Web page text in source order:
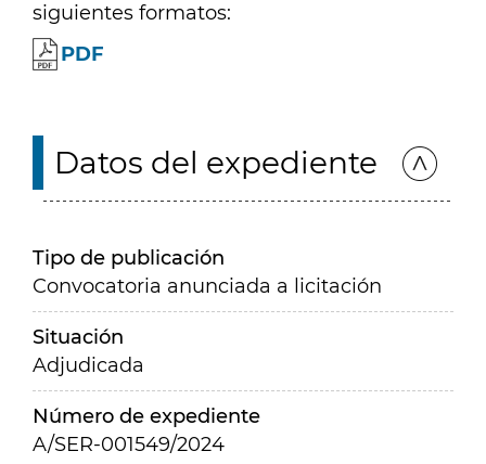
siguientes formatos:
PDF
Datos del expediente
Tipo de publicación
Convocatoria anunciada a licitación
Situación
Adjudicada
Número de expediente
A/SER-001549/2024